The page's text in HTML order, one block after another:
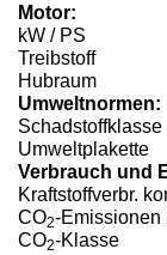
Motor:
kW / PS
Treibstoff
Hubraum
Umweltnormen:
Schadstoffklasse
Umweltplakette
Verbrauch und
Kraftstoffverbr.
CO2-Emissionen
CO2-Klasse